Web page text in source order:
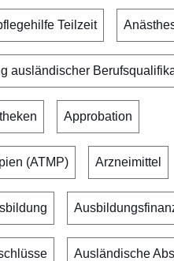
Teilzeit
ausländischer
Approbation
(ATMP) Arzneimittel
Ausländische